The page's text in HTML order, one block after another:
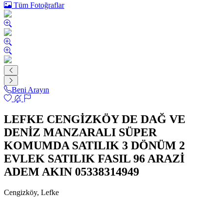
Tüm Fotoğraflar
Beni Arayın
LEFKE CENGİZKÖY DE DAĞ VE
DENİZ MANZARALI SÜPER
KOMUMDA SATILIK 3 DÖNÜM 2
EVLEK SATILIK FASIL 96 ARAZİ
ADEM AKIN 05338314949
Cengizköy, Lefke